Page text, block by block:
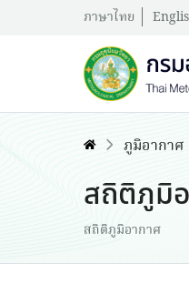
ภาษาไทย
ภูมิอากาศ
สถิติภูมิ
สถิติภูมิอากาศ